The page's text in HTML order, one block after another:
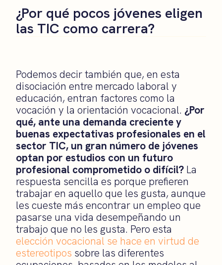
¿Por qué pocos jóvenes eligen
las TIC como carrera?
Podemos decir también que, en esta
disociación entre mercado laboral y
educación, entran factores como la
vocación y la orientación vocacional. ¿Por
qué, ante una demanda creciente y
buenas expectativas profesionales en el
sector TIC, un gran número de jóvenes
optan por estudios con un futuro
profesional comprometido o difícil? La
respuesta sencilla es porque prefieren
trabajar en aquello que les gusta, aunque
les cueste más encontrar un empleo que
pasarse una vida desempeñando un
trabajo que no les gusta. Pero esta
elección vocacional se hace en virtud de
estereotipos sobre las diferentes